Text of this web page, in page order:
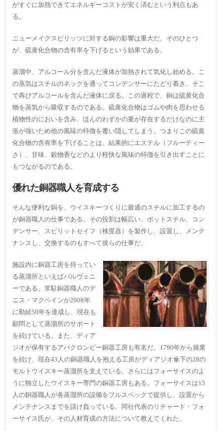
がすぐに加熱できてエネルギーコストが安く済むという利点もあ
る。
ニューメイクスピリッツに対する銅の影響は重大だ。そのひとつ
が、硫黄化合物の含有率を下げるという効果である。
蒸溜中、アルコール分を含んだ液体が加熱されて気化し始める。こ
の蒸気はスチルのネックを通ってコンデンサーにたどり着き、そこ
で再びアルコールを含んだ液体に戻る。この過程で、銅は硫黄化合
物を蒸気から吸収するのである。硫黄化合物はゴムや肉を思わせる
植物性のにおいを含み、ほんのわずかの量が存在するだけなのに主
張が強いため他の風味の特徴を覆い隠してしまう。つまりこの硫黄
化合物の含有率を下げることは、結果的にエステル（フルーティー
さ）、甘味、穀物香などのより軽快な風味の特徴を引き出すことに
もつながるのである。
優れた銅器職人を育成する
そんな便利な銅を、ウイスキーづくりに最適のスチルに加工するの
が銅器職人の仕事である。その役割は幅広い。ポットスチル、コン
デンサー、スピリットセイフ（検度器）を製作し、設置し、メンテ
ナンスし、交換するのもすべて彼らの仕事だ。
施設内に銅器工房を持ってい
る蒸溜所といえばバルヴェニ
ーである。常駐銅器職人のデ
ニス・マクベインが2008年
に勤続50年を達成し、現在も
顧問として蒸溜所のサポート
を続けている。また、ディア
ジオが保有するアバクロンビー銅器工房も有名だ。1790年から操業
を続け、現在43人の銅器職人を抱える工房がディアジオ傘下の28の
モルトウイスキー蒸溜所を支えている。さらにはフォーサイスのよ
うに独立したウイスキー専門の銅器工房もある。フォーサイスは15
人の銅器職人が各蒸溜所の設備をフルスペックで提供し、設置から
メンテナンスまでを請け負っている。同社代表のリチャード・フォ
ーサイス氏が、その人材育成の方法について教えてくれた。